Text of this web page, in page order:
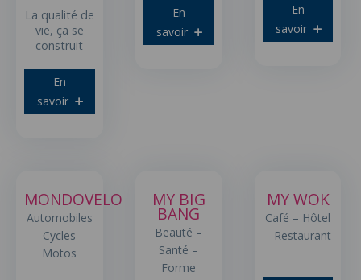
La qualité de
vie, ça se
construit
En
savoir
En
savoir
En
savoir
MONDOVELO
Automobiles
– Cycles –
Motos
MY BIG
BANG
Beauté –
Santé –
Forme
MY WOK
Café – Hôtel
– Restaurant